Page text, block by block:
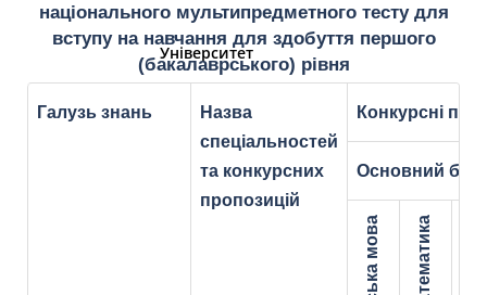
Університет
Університет
національного мультипредметного тесту для
вступу на навчання для здобуття першого
(бакалаврського) рівня
Галузь знань
Назва
спеціальностей
та конкурсних
пропозицій
Конкурсні
Основний
Математика